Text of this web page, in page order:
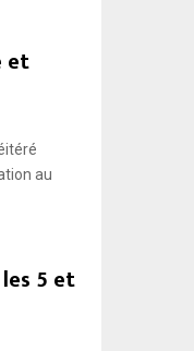
et
au
5 et